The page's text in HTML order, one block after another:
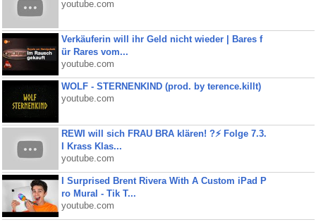
youtube.com
Verkäuferin will ihr Geld nicht wieder | Bares f
ür Rares vom...
youtube.com
WOLF - STERNENKIND (prod. by terence.killt)
youtube.com
REWI will sich FRAU BRA klären! ?⚡️ Folge 7.3.
I Krass Klas...
youtube.com
I Surprised Brent Rivera With A Custom iPad P
ro Mural - Tik T...
youtube.com